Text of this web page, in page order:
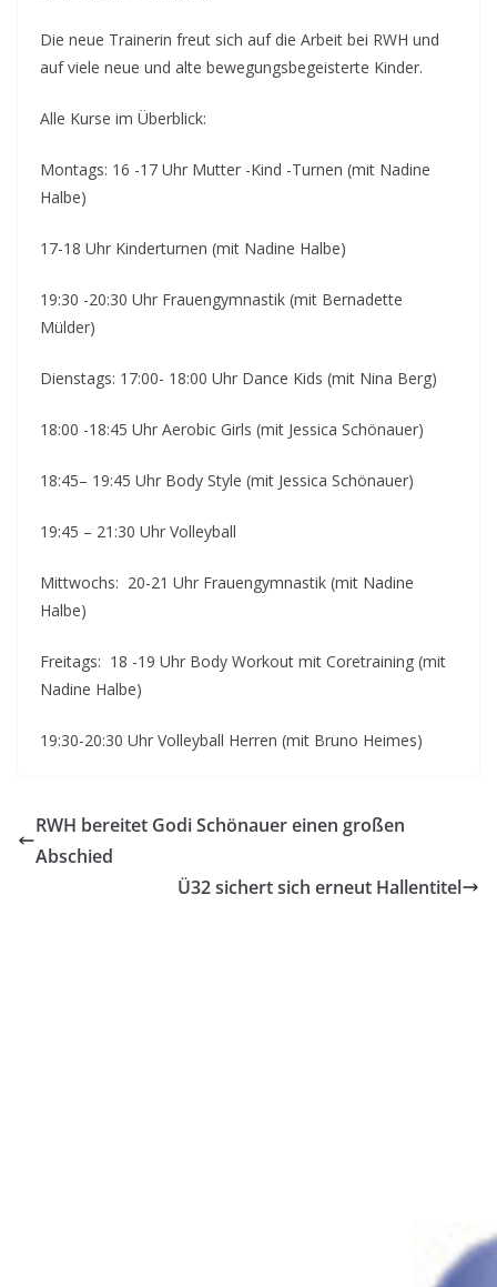
Die neue Trainerin freut sich auf die Arbeit bei RWH und
auf viele neue und alte bewegungsbegeisterte Kinder.
Alle Kurse im Überblick:
Montags: 16 -17 Uhr Mutter -Kind -Turnen (mit Nadine
Halbe)
17-18 Uhr Kinderturnen (mit Nadine Halbe)
19:30 -20:30 Uhr Frauengymnastik (mit Bernadette
Mülder)
Dienstags: 17:00- 18:00 Uhr Dance Kids (mit Nina Berg)
18:00 -18:45 Uhr Aerobic Girls (mit Jessica Schönauer)
18:45– 19:45 Uhr Body Style (mit Jessica Schönauer)
19:45 – 21:30 Uhr Volleyball
Mittwochs: 20-21 Uhr Frauengymnastik (mit Nadine
Halbe)
Freitags: 18 -19 Uhr Body Workout mit Coretraining (mit
Nadine Halbe)
19:30-20:30 Uhr Volleyball Herren (mit Bruno Heimes)
RWH bereitet Godi Schönauer einen großen
Abschied
Ü32 sichert sich erneut Hallentitel